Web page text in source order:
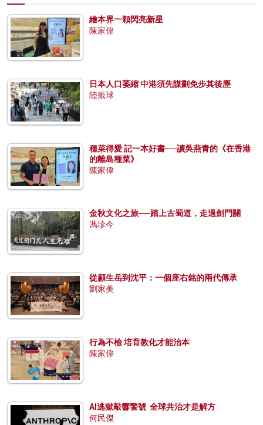
繪本界一顆閃亮新星
陳家偉
日本人口萎縮 中港須先謀劃免步其後塵
陸振球
種菜得愛 記一本好書──讀吳燕青的《在香港
的離島種菜》
陳家偉
金秋文化之旅──踏上古蜀道，走過劍門關
馮珍今
從顧生岳到沈平：一個座右銘的兩代傳承
劉家美
行為不檢 培育教化才能治本
陳家偉
AI逃獄敲響警號 全球共治才是解方
何民傑